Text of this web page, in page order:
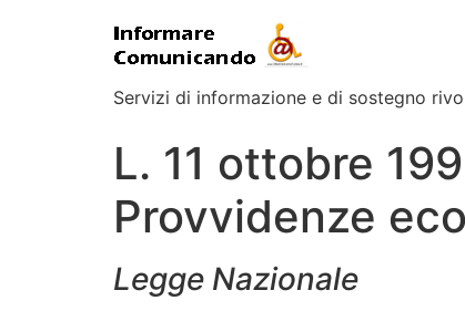
Servizi di informazione e di sostegno
L. 11 ottobre
Provvidenze
Legge Nazionale